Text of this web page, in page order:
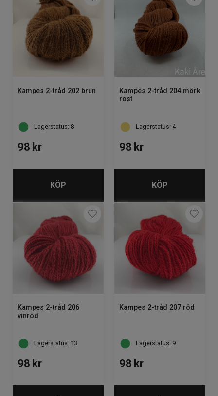
Kampes 2-tråd 202 brun
Lagerstatus: 8
98 kr
KÖP
Kampes 2-tråd 204 mörk
rost
Lagerstatus: 4
98 kr
KÖP
Kampes 2-tråd 206
vinröd
Lagerstatus: 13
98 kr
Kampes 2-tråd 207 röd
Lagerstatus: 9
98 kr